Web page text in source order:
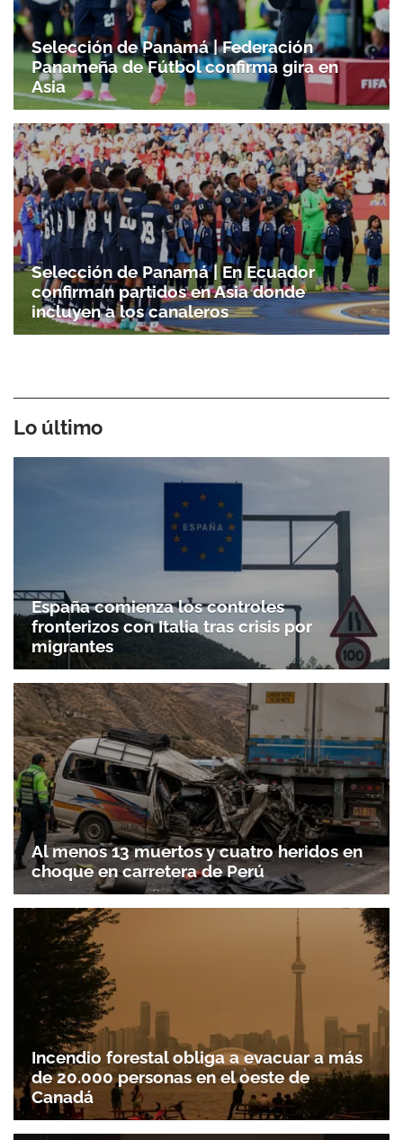
Selección de Panamá | Federación
Panameña de Fútbol confirma gira en
Asia
Selección de Panamá | En Ecuador
confirman partidos en Asia donde
incluyen a los canaleros
Lo último
España comienza los controles
fronterizos con Italia tras crisis por
migrantes
Al menos 13 muertos y cuatro heridos en
choque en carretera de Perú
Incendio forestal obliga a evacuar a más
de 20.000 personas en el oeste de
Canadá